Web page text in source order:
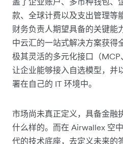
款、全球计费以及支出管理等
财务负责人期望具备的关键能
中云汇的一站式解决方案获得
极其灵活的多元化接口（MCP
让企业能够接入自选模型，并
署在自己的 IT 环境中。
市场尚未真正定义，具备金融
什么样的。而在 Airwallex 空
代的技术底座，去定义未来的